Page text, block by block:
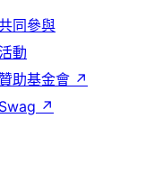
同參與
動
助基金會 ↗
Swag ↗